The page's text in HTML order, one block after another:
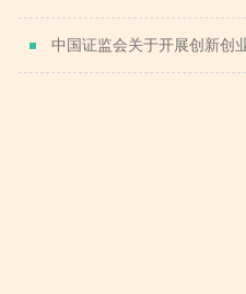
中国证监会关于开展创新创